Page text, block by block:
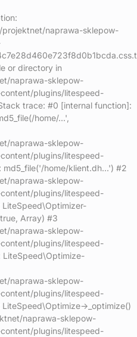
naprawa-sklepow-
or directory in
naprawa-sklepow-
plugins/litespeed-
trace: #0 [internal function]:
home/...',
naprawa-sklepow-
plugins/litespeed-
home/klient.dh...') #2
naprawa-sklepow-
plugins/litespeed-
Array) #3
naprawa-sklepow-
plugins/litespeed-
naprawa-sklepow-
plugins/litespeed-
>_optimize()
naprawa-sklepow-
plugins/litespeed-